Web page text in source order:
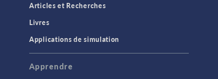
Modélisation basée sur les équations
Articles et Recherches
Livres
Applications de simulation
Apprendre